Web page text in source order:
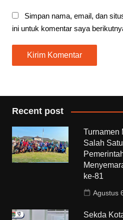
Simpan nama, email, dan
ini untuk komentar saya
Recent post
Turnamen
Salah
ke-81
Agustus
Sekda